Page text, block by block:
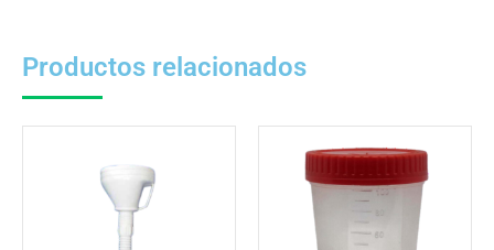
Productos relacionados